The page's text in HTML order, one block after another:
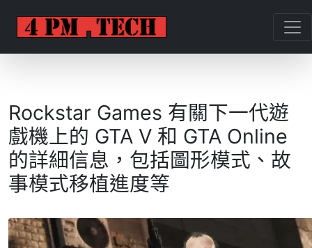
Rockstar Games 有關下一代遊
戲機上的 GTA V 和 GTA Online
的詳細信息，包括圖形模式、故
事模式移植進度等